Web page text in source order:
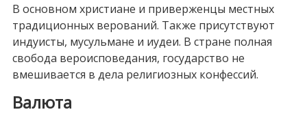
В основном христиане и приверженцы местных
традиционных верований. Также присутствуют
индуисты, мусульмане и иудеи. В стране полная
свобода вероисповедания, государство не
вмешивается в дела религиозных конфессий.
Валюта